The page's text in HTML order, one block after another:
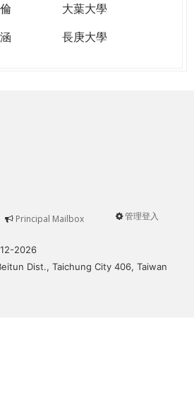
大葉大學
長庚大學
User
管理登入
Principal Mailbox
2026
Dist., Taichung City 406, Taiwan